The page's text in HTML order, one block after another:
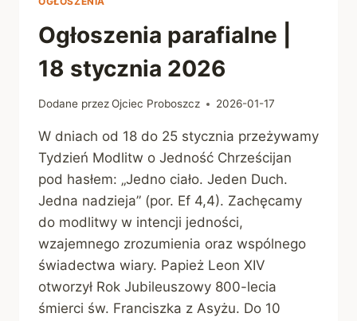
Ogłoszenia parafialne |
18 stycznia 2026
Dodane przezOjciec Proboszcz 2026-01-17
W dniach od 18 do 25 stycznia przeżywamy
Tydzień Modlitw o Jedność Chrześcijan
pod hasłem: „Jedno ciało. Jeden Duch.
Jedna nadzieja” (por. Ef 4,4). Zachęcamy
do modlitwy w intencji jedności,
wzajemnego zrozumienia oraz wspólnego
świadectwa wiary. Papież Leon XIV
otworzył Rok Jubileuszowy 800-lecia
śmierci św. Franciszka z Asyżu. Do 10